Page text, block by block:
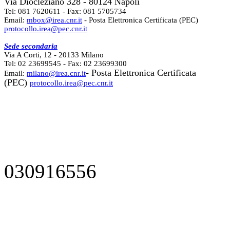
Tel: 081 7620611 - Fax: 081 5705734
Email: mbox@irea.cnr.it - Posta Elettronica Certificata (PEC)
protocollo.irea@pec.cnr.it
Sede secondaria
Via A Corti, 12 - 20133 Milano
Tel: 02 23699545 - Fax: 02 23699300
Email: milano@irea.cnr.it- Posta Elettronica Certificata
(PEC) protocollo.irea@pec.cnr.it
030916556